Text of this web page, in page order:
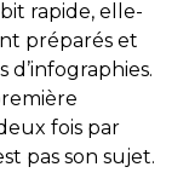
rapide, elle-
préparés et
d’infographies.
fois par
pas son sujet.